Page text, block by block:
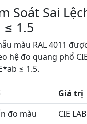
Soát Sai
≤ 1.5
màu RAL 4011
hệ đo quang phổ
≤ 1.5.
Giá trị
đo màu
CIE LAB